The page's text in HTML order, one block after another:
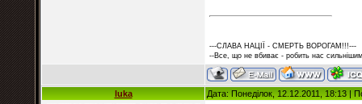
---СЛАВА НАЦІЇ - СМЕРТЬ ВОРОГАМ!!!---
--Все, що не вбиває - робить нас
luka Дата: Понеділок, 12.12.2011, 18:13 |